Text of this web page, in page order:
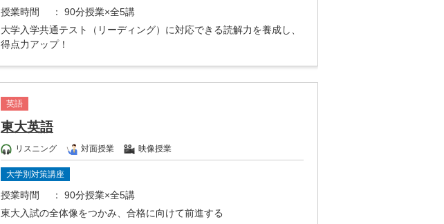
授業時間
： 90分授業×全5講
大学入学共通テスト（リーディング）に対応できる読解力を養成し、
得点力アップ！
英語
東大英語
リスニング 対面授業 映像授業
大学別対策講座
授業時間
： 90分授業×全5講
東大入試の全体像をつかみ、合格に向けて前進する